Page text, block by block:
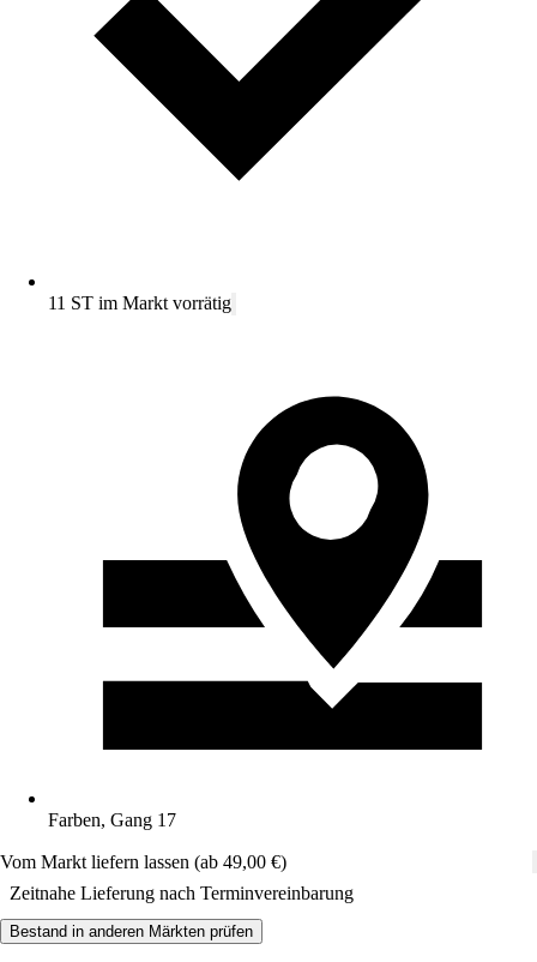
11 ST im Markt vorrätig
Farben, Gang 17
Vom Markt liefern lassen (ab 49,00 €)
Zeitnahe Lieferung nach Terminvereinbarung
Bestand in anderen Märkten prüfen